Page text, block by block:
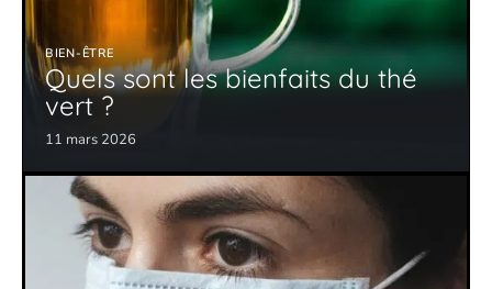
BIEN-ÊTRE
Quels sont les bienfaits du thé
vert ?
11 mars 2026